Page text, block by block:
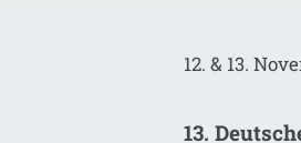
12. & 13.
13.